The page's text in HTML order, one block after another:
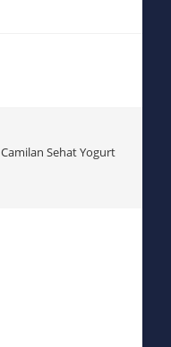
Camilan Sehat Yogurt